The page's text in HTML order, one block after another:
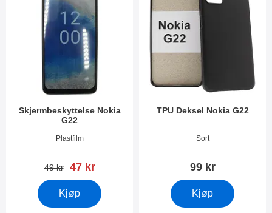
Skjermbeskyttelse Nokia
G22
Varenummer 47776
Plastfilm
gammel pris
49 kr ny pris
47 kr
Kjøp
TPU Deksel Nokia G22
Varenummer 47774
Sort
99 kr
Kjøp